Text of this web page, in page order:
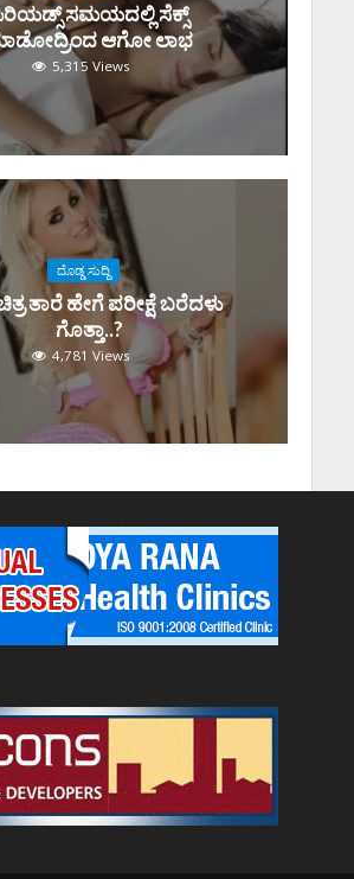
ಸಮಯದಲ್ಲಿ ಸೆಕ್ಸ್‌
ಆಗೋ ಲಾಭ
5,315 Views
ದೊಡ್ಡ ಸುದ್ದಿ
ತಾರೆ ಹೇಗೆ ಪರೀಕ್ಷೆ ಬರೆದಳು
ಗೊತ್ತಾ..?
4,781 Views